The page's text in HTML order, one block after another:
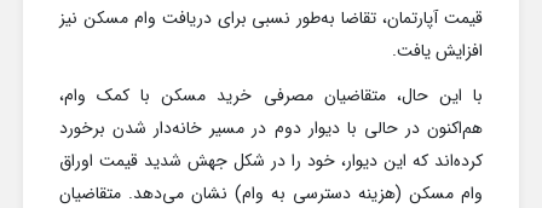
قیمت آپارتمان، تقاضا به‌طور نسبی برای دریافت وام مسکن نیز
افزایش یافت.
با این حال، متقاضیان مصرفی خرید مسکن با کمک وام،
هم‌اکنون در حالی با دیوار دوم در مسیر خانه‌دار شدن برخورد
کرده‌اند که این دیوار، خود را در شکل جهش شدید قیمت اوراق
وام مسکن (هزینه دسترسی به وام)‌ نشان می‌دهد. متقاضیان